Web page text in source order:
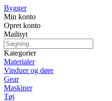
Bygger
Min konto
Opret konto
Mailnyt
Kategorier
Materialer
Vinduer og døre
Gear
Maskiner
Tøj